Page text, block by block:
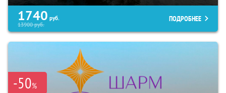
1740 руб.
13900руб.
ПОДРОБНЕЕ
-50%